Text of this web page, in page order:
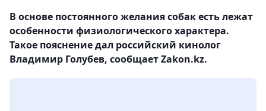
В основе постоянного желания собак есть лежат
особенности физиологического характера.
Такое пояснение дал российский кинолог
Владимир Голубев, сообщает Zakon.kz.